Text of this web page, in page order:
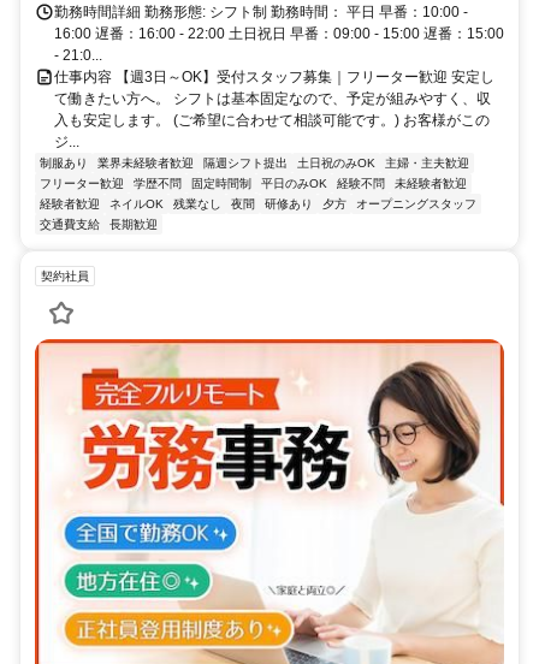
勤務時間詳細 勤務形態: シフト制 勤務時間： 平日 早番：10:00 -
16:00 遅番：16:00 - 22:00 土日祝日 早番：09:00 - 15:00 遅番：15:00
- 21:0...
仕事内容 【週3日～OK】受付スタッフ募集｜フリーター歓迎 安定し
て働きたい方へ。 シフトは基本固定なので、予定が組みやすく、収
入も安定します。 (ご希望に合わせて相談可能です。) お客様がこの
ジ...
制服あり 業界未経験者歓迎 隔週シフト提出 土日祝のみOK
主婦・主夫歓迎
フリーター歓迎
学歴不問 固定時間制 平日のみOK 経験不問
未経験者歓迎
経験者歓迎
ネイルOK 残業なし 夜間 研修あり 夕方
オープニングスタッフ
交通費支給
長期歓迎
契約社員